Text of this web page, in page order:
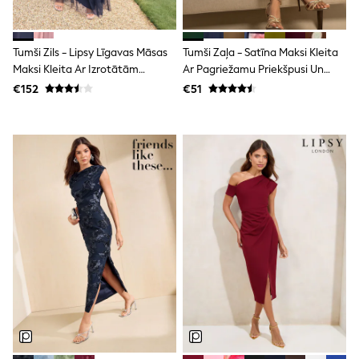
Dresses
Flip Flops
Jumpsuits & Playsuits
Linen Collection
Sandals
Tops & T-Shirts
Sunglasses
Men's Holiday Shop
All Swimwear
Accessories
Bags & Luggage
Footwear
Hats
Linen Collection
Loafers
Polo Shirts
Sandals & Flipflops
Shirts
Shorts
Tumši Zils - Lipsy Līgavas Māsas
Maksi Kleita Ar Izrotātām
Detaļām
€152
Tumši Zaļa - Satīna Maksi Kleita
Ar Pagriežamu Priekšpusi Un
Garām Piedurknēm
€51